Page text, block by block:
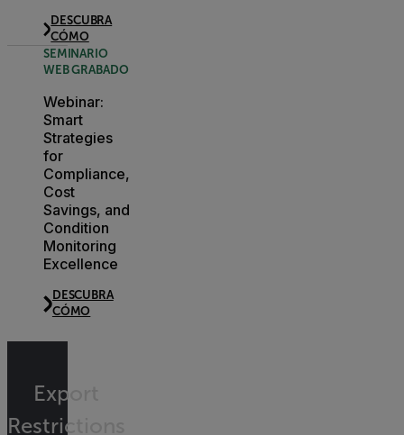
DESCUBRA
CÓMO
SEMINARIO
WEB GRABADO
Webinar:
Smart
Strategies
for
Compliance,
Cost
Savings, and
Condition
Monitoring
Excellence
DESCUBRA
CÓMO
Export
Restrictions